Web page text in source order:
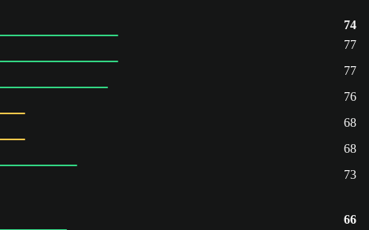
74
77
77
76
68
68
73
66